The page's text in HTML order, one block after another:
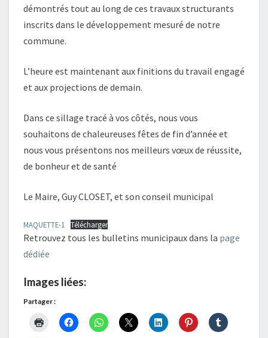
démontrés tout au long de ces travaux structurants
inscrits dans le développement mesuré de notre
commune.
L’heure est maintenant aux finitions du travail engagé
et aux projections de demain.
Dans ce sillage tracé à vos côtés, nous vous
souhaitons de chaleureuses fêtes de fin d’année et
nous vous présentons nos meilleurs vœux de réussite,
de bonheur et de santé
Le Maire, Guy CLOSET, et son conseil municipal
MAQUETTE-1 Télécharger
Retrouvez tous les bulletins municipaux dans la page
dédiée
Images liées:
Partager :